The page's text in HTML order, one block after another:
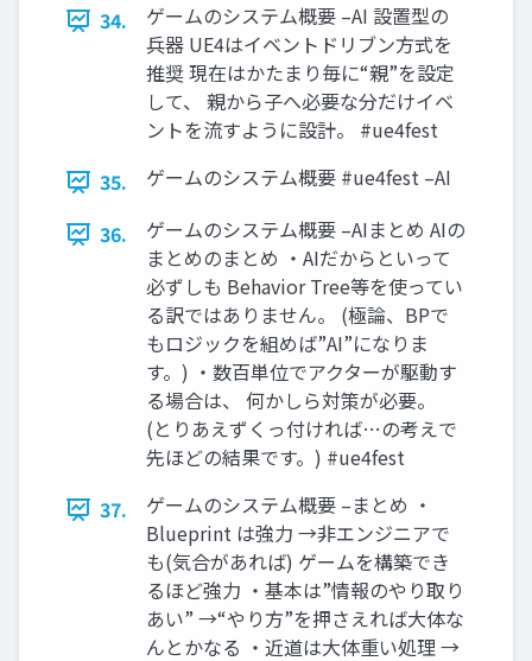
34.
ゲームのシステム概要 –AI 設置型の
兵器 UE4はイベントドリブン方式を
推奨 現在はかたまり毎に“親”を設定
して、 親から子へ必要な分だけイベ
ントを流すように設計。 #ue4fest
35.
ゲームのシステム概要 #ue4fest –AI
36.
ゲームのシステム概要 –AIまとめ AIの
まとめのまとめ ・AIだからといって
必ずしも Behavior Tree等を使ってい
る訳ではありません。 (極論、BPで
もロジックを組めば”AI”になりま
す。) ・数百単位でアクターが駆動す
る場合は、 何かしら対策が必要。
(とりあえずくっ付ければ…の考えで
先ほどの結果です。) #ue4fest
37.
ゲームのシステム概要 –まとめ ・
Blueprint は強力 →非エンジニアで
も(気合があれば) ゲームを構築でき
るほど強力 ・基本は”情報のやり取り
あい” →“やり方”を押さえれば大体な
んとかなる ・近道は大体重い処理 →